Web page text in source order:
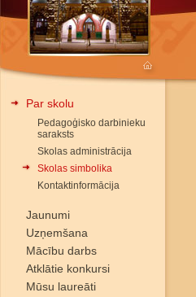
Par skolu
Pedagoģisko darbinieku
saraksts
Skolas administrācija
Skolas simbolika
Kontaktinformācija
Jaunumi
Uzņemšana
Mācību darbs
Atklātie konkursi
Mūsu laureāti